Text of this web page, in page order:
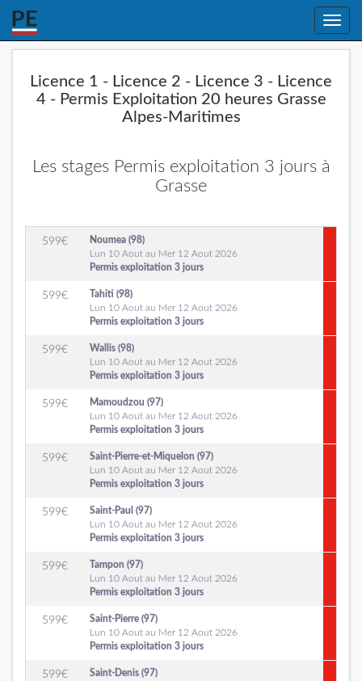
Toggle
Licence 1 - Licence 2 - Licence 3 - Licence
4 - Permis Exploitation 20 heures Grasse
Alpes-Maritimes
Les stages Permis exploitation 3 jours à
Grasse
599€
Noumea (98)
Lun 10 Aout au Mer 12 Aout 2026
Permis exploitation 3 jours
599€
Tahiti (98)
Lun 10 Aout au Mer 12 Aout 2026
Permis exploitation 3 jours
599€
Wallis (98)
Lun 10 Aout au Mer 12 Aout 2026
Permis exploitation 3 jours
599€
Mamoudzou (97)
Lun 10 Aout au Mer 12 Aout 2026
Permis exploitation 3 jours
599€
Saint-Pierre-et-Miquelon (97)
Lun 10 Aout au Mer 12 Aout 2026
Permis exploitation 3 jours
599€
Saint-Paul (97)
Lun 10 Aout au Mer 12 Aout 2026
Permis exploitation 3 jours
599€
Tampon (97)
Lun 10 Aout au Mer 12 Aout 2026
Permis exploitation 3 jours
599€
Saint-Pierre (97)
Lun 10 Aout au Mer 12 Aout 2026
Permis exploitation 3 jours
599€
Saint-Denis (97)